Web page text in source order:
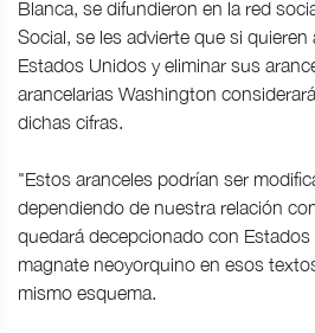
Blanca, se difundieron en la red
Social, se les advierte que si
Estados Unidos y eliminar sus
arancelarias Washington
dichas cifras.
"Estos aranceles podrían ser
dependiendo de nuestra relación
quedará decepcionado con
magnate neoyorquino en esos
mismo esquema.